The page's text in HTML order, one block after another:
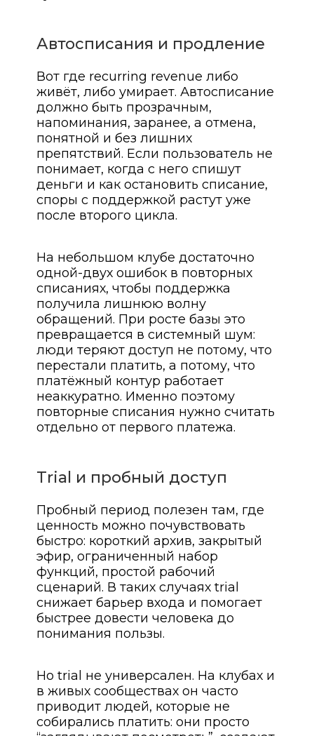
Автосписания и продление
Вот где recurring revenue либо
живёт, либо умирает. Автосписание
должно быть прозрачным,
напоминания, заранее, а отмена,
понятной и без лишних
препятствий. Если пользователь не
понимает, когда с него спишут
деньги и как остановить списание,
споры с поддержкой растут уже
после второго цикла.
На небольшом клубе достаточно
одной-двух ошибок в повторных
списаниях, чтобы поддержка
получила лишнюю волну
обращений. При росте базы это
превращается в системный шум:
люди теряют доступ не потому, что
перестали платить, а потому, что
платёжный контур работает
неаккуратно. Именно поэтому
повторные списания нужно считать
отдельно от первого платежа.
Trial и пробный доступ
Пробный период полезен там, где
ценность можно почувствовать
быстро: короткий архив, закрытый
эфир, ограниченный набор
функций, простой рабочий
сценарий. В таких случаях trial
снижает барьер входа и помогает
быстрее довести человека до
понимания пользы.
Но trial не универсален. На клубах и
в живых сообществах он часто
приводит людей, которые не
собирались платить: они просто